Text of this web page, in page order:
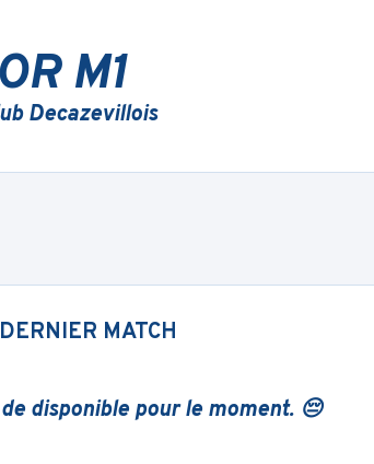
M1
Decazevillois
DERNIER MATCH
disponible pour le moment. 😔